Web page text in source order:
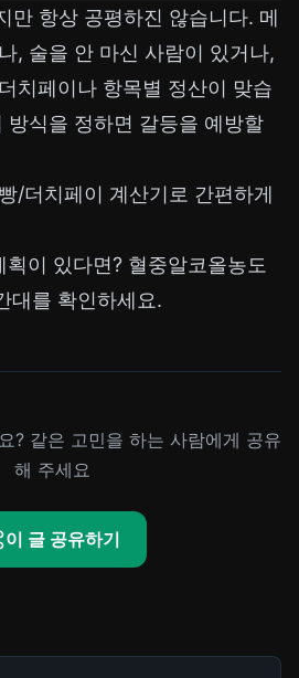
만 항상 공평하진 않습니다. 메
, 술을 안 마신 사람이 있거나,
치페이나 항목별 정산이 맞습
방식을 정하면 갈등을 예방할
/더치페이 계산기로 간편하게
이 있다면? 혈중알코올농도
대를 확인하세요.
? 같은 고민을 하는 사람에게 공유
해 주세요
이 글 공유하기